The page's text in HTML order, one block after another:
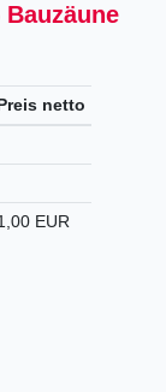
netto
EUR